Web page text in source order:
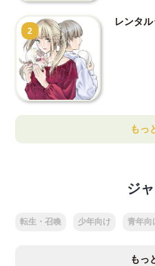
2
レンタ
もっ
ジ
転生・召喚 少年向け 青年向
もっ